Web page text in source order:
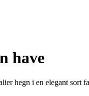
have
hegn i en elegant sort